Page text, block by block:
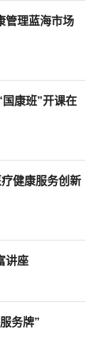
管理蓝海市场
康班”开课在
健康服务创新
讲座
务牌”